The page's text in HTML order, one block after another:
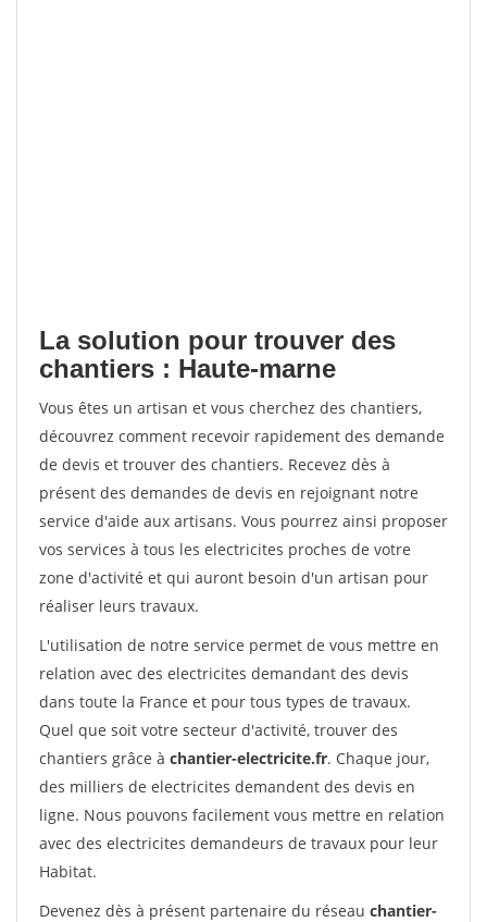
La solution pour trouver des
chantiers : Haute-marne
Vous êtes un artisan et vous cherchez des chantiers,
découvrez comment recevoir rapidement des demande
de devis et trouver des chantiers. Recevez dès à
présent des demandes de devis en rejoignant notre
service d'aide aux artisans. Vous pourrez ainsi proposer
vos services à tous les electricites proches de votre
zone d'activité et qui auront besoin d'un artisan pour
réaliser leurs travaux.
L'utilisation de notre service permet de vous mettre en
relation avec des electricites demandant des devis
dans toute la France et pour tous types de travaux.
Quel que soit votre secteur d'activité, trouver des
chantiers grâce à chantier-electricite.fr. Chaque jour,
des milliers de electricites demandent des devis en
ligne. Nous pouvons facilement vous mettre en relation
avec des electricites demandeurs de travaux pour leur
Habitat.
Devenez dès à présent partenaire du réseau chantier-